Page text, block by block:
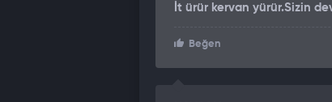
İt ürür kervan yürür.Sizin
Beğen